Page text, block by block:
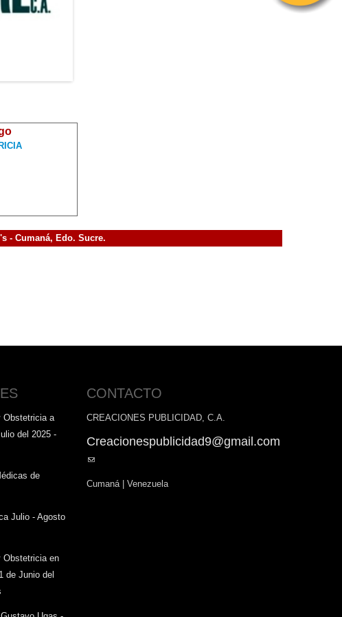
- Cumaná, Edo. Sucre.
Obstetricia a
del 2025 -
de
Julio - Agosto
Obstetricia en
de Junio del
CONTACTO
CREACIONES PUBLICIDAD, C.A.
Creacionespublicidad9@gmail.com
(link
Cumaná | Venezuela